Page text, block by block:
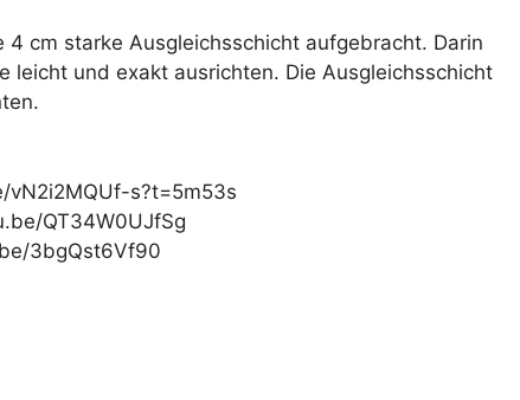
cm starke Ausgleichsschicht aufgebracht. Darin
leicht und exakt ausrichten. Die Ausgleichsschicht
s?t=5m53s
QT34W0UJfSg
3bgQst6Vf90